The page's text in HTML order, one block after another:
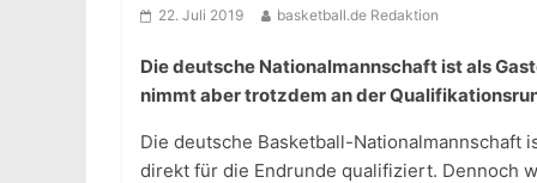
22. Juli 2019 basketball.de Redaktion
Die deutsche Nationalmannschaft ist als
nimmt aber trotzdem an der
Die deutsche Basketball-Nationalmannschaft
direkt für die Endrunde qualifiziert. Dennoch